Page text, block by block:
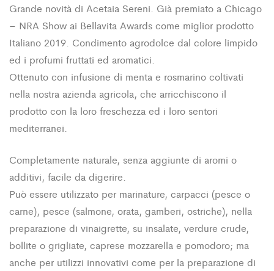
Grande novità di Acetaia Sereni. Già premiato a Chicago
– NRA Show ai Bellavita Awards come miglior prodotto
Italiano 2019. Condimento agrodolce dal colore limpido
ed i profumi fruttati ed aromatici.
Ottenuto con infusione di menta e rosmarino coltivati
nella nostra azienda agricola, che arricchiscono il
prodotto con la loro freschezza ed i loro sentori
mediterranei.
Completamente naturale, senza aggiunte di aromi o
additivi, facile da digerire.
Può essere utilizzato per marinature, carpacci (pesce o
carne), pesce (salmone, orata, gamberi, ostriche), nella
preparazione di vinaigrette, su insalate, verdure crude,
bollite o grigliate, caprese mozzarella e pomodoro; ma
anche per utilizzi innovativi come per la preparazione di